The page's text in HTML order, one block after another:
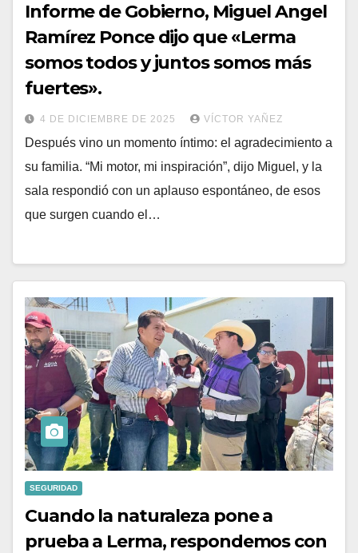
Informe de Gobierno, Miguel Angel
Ramírez Ponce dijo que «Lerma
somos todos y juntos somos más
fuertes».
4 DE DICIEMBRE DE 2025 VÍCTOR YAÑEZ
Después vino un momento íntimo: el agradecimiento a
su familia. “Mi motor, mi inspiración”, dijo Miguel, y la
sala respondió con un aplauso espontáneo, de esos
que surgen cuando el…
SEGURIDAD
Cuando la naturaleza pone a
prueba a Lerma, respondemos con